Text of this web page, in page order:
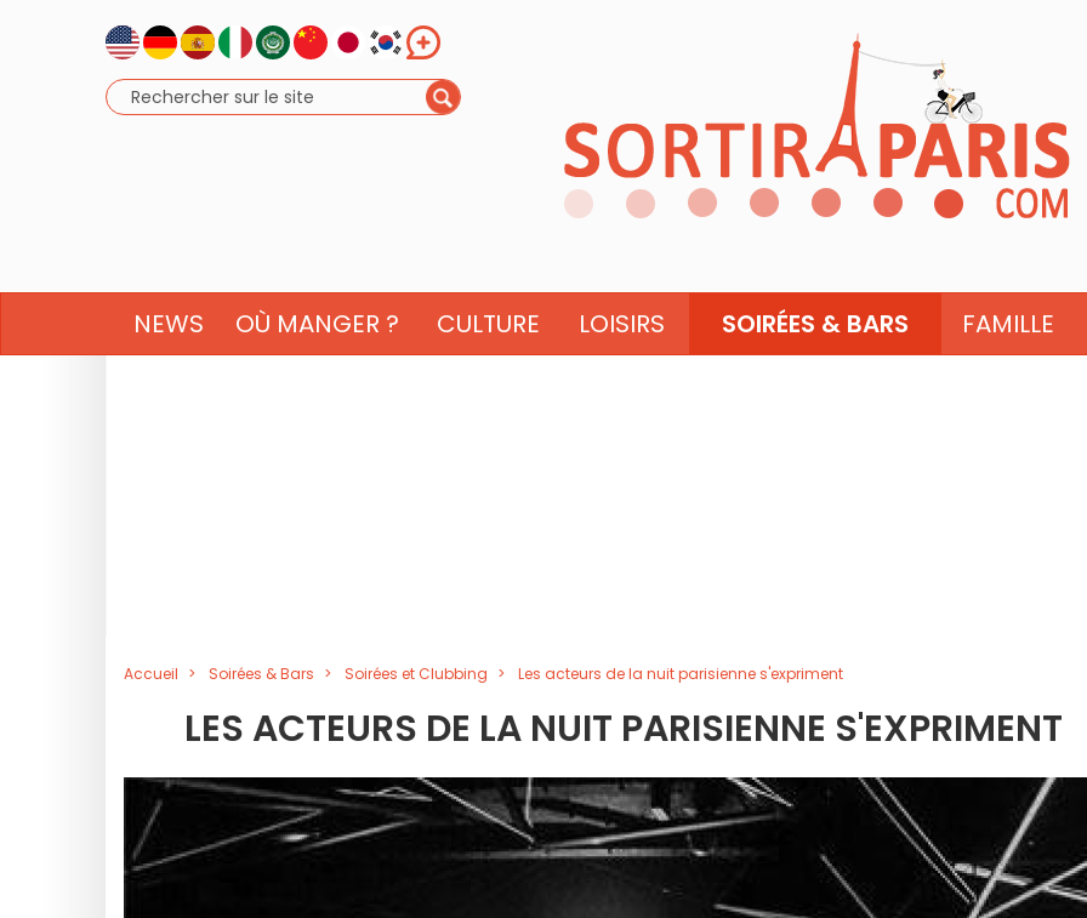
NEWS OÙ MANGER ? CULTURE LOISIRS SOIRÉES & BARS FAMILLE
Accueil Soirées & Bars Soirées et Clubbing Les acteurs de la nuit parisienne s'expriment
LES ACTEURS DE LA NUIT PARISIENNE S'EXPRIMENT